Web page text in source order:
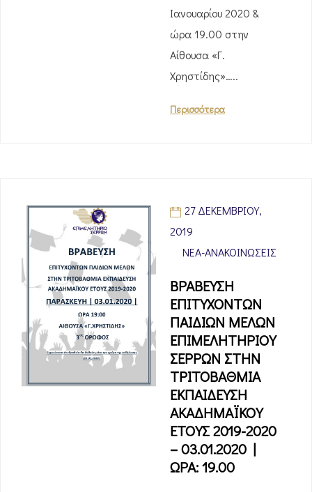
Ιανουαρίου 2020 &
ώρα 19.00 στην
Αίθουσα «Γ.
Χρηστίδης»…..
Περισσότερα
27 ΔΕΚΕΜΒΡΊΟΥ,
2019
ΝΈΑ-ΑΝΑΚΟΙΝΏΣΕΙΣ
ΒΡΑΒΕΥΣΗ
ΕΠΙΤΥΧΟΝΤΩΝ
ΠΑΙΔΙΩΝ ΜΕΛΩΝ
ΕΠΙΜΕΛΗΤΗΡΙΟΥ
ΣΕΡΡΩΝ ΣΤΗΝ
ΤΡΙΤΟΒΑΘΜΙΑ
ΕΚΠΑΙΔΕΥΣΗ
ΑΚΑΔΗΜΑΪΚΟΥ
ΕΤΟΥΣ 2019-2020
– 03.01.2020 |
ΩΡΑ: 19.00